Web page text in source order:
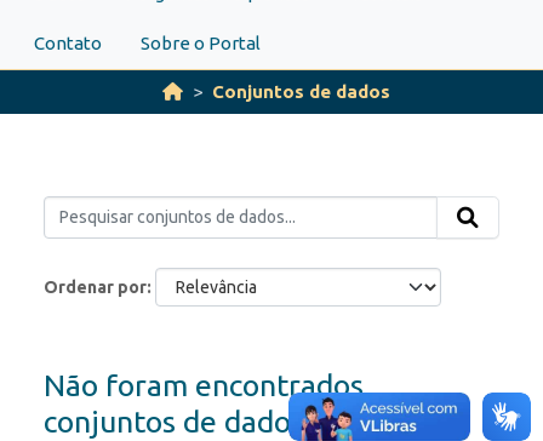
Contato Sobre o Portal
Conjuntos de dados
Ordenar por
Não foram encontrados
conjuntos de dados